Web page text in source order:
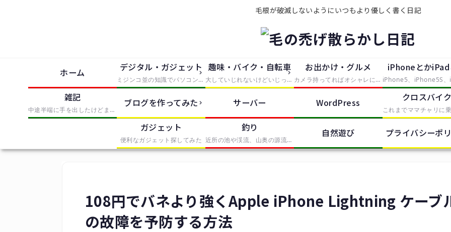
毛根が破滅しないようにいつもより優しく書く日記
ホーム デジタル・ガジェット
ミジンコ並の知識でパソコンとかソフトとか使っただけでIT風の記事にまとめたもの
趣味・バイク・自転車
大していじれないけどいじったつもりで中途半端に手を出したもの。主にタイヤが付いているものを便利にしたり修理したらレポートとして残していきます。
お出かけ・グルメ
カメラ持ってればオシャレになれるという動機で買ったEosKissDigitalを中心に、大した知識の無い中むやみやたらとシャッタースイッチを押していく記事。無駄に持っているPhotoShopCS2やIllustratorCS2、AfterEffectsなどの画像や動画の処理ソフトも少しずつ使って、体験記をレポートします。
iPhoneとか
雑記
中途半端に手を出したけどまとめきれなかったものを無理やりまとめたもの
ブログを作ってみた サーバー WordPress クロスバイク
ガジェット
便利なガジェット探してみた
釣り
近所の池や渓流、山奥の源流から海まで、釣りをしたらここで釣果報告していきます。基本的に餌ばかりでルアーは苦手です。
自然遊び プライバシーポ
108円でバネより強くApple iPhone Lightning ケーブ
の故障を予防する方法